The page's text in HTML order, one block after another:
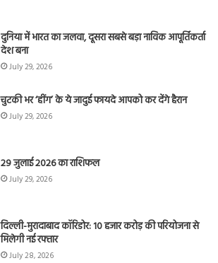
दुनिया में भारत का जलवा, दूसरा सबसे बड़ा नाविक आपूर्तिकर्ता
देश बना
July 29, 2026
चुटकी भर ‘हींग’ के ये जादुई फायदे आपको कर देंगे हैरान
July 29, 2026
29 जुलाई 2026 का राशिफल
July 29, 2026
दिल्ली-मुरादाबाद कॉरिडोर: 10 हजार करोड़ की परियोजना से
मिलेगी नई रफ्तार
July 28, 2026